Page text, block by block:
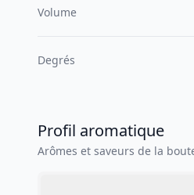
Volume
Degrés
Profil aromatique
Arômes et saveurs de la